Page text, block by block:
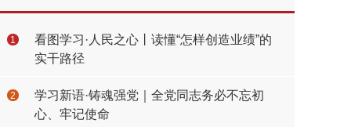
1
看图学习·人民之心丨读懂“怎样创造业绩”的
实干路径
2
学习新语·铸魂强党｜全党同志务必不忘初
心、牢记使命